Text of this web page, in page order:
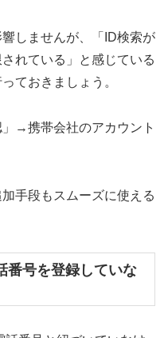
しませんが、「ID検索が
れている」と感じている
ておきましょう。
→携帯会社のアカウント
手段もスムーズに使える
番号を登録していな